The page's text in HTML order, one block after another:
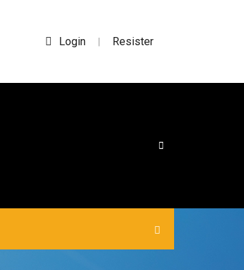
Login | Resister